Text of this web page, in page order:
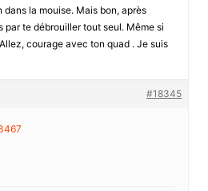
dans la mouise. Mais bon, après
par te débrouiller tout seul. Même si
courage avec ton quad . Je suis
#18345